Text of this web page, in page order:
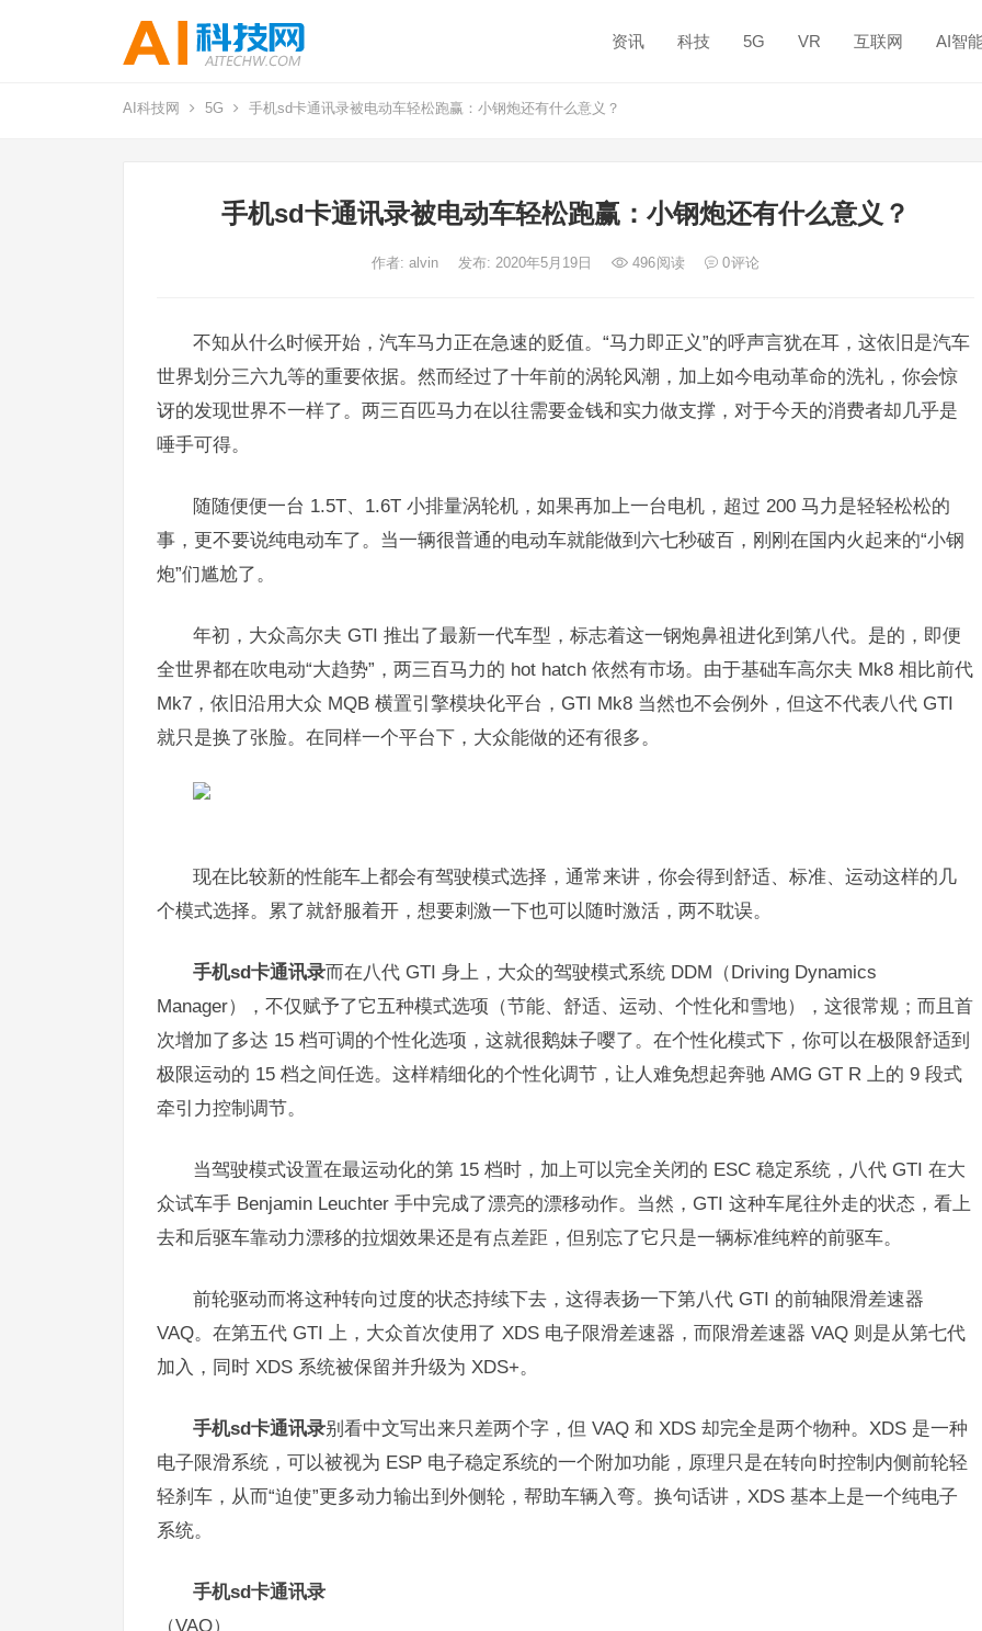
资讯 科技 5G VR 互联网 AI智
AI科技网 5G 手机sd卡通讯录被电动车轻松跑赢：小钢炮还有什么意义？
手机sd卡通讯录被电动车轻松跑赢：小钢炮还有什么意义？
作者: alvin 发布: 2020年5月19日 496阅读 0评论
不知从什么时候开始，汽车马力正在急速的贬值。“马力即正义”的呼声言犹在耳，这依旧是汽车
世界划分三六九等的重要依据。然而经过了十年前的涡轮风潮，加上如今电动革命的洗礼，你会惊
讶的发现世界不一样了。两三百匹马力在以往需要金钱和实力做支撑，对于今天的消费者却几乎是
唾手可得。
随随便便一台 1.5T、1.6T 小排量涡轮机，如果再加上一台电机，超过 200 马力是轻轻松松的
事，更不要说纯电动车了。当一辆很普通的电动车就能做到六七秒破百，刚刚在国内火起来的“小钢
炮”们尴尬了。
年初，大众高尔夫 GTI 推出了最新一代车型，标志着这一钢炮鼻祖进化到第八代。是的，即便
全世界都在吹电动“大趋势”，两三百马力的 hot hatch 依然有市场。由于基础车高尔夫 Mk8 相比前代
Mk7，依旧沿用大众 MQB 横置引擎模块化平台，GTI Mk8 当然也不会例外，但这不代表八代 GTI
就只是换了张脸。在同样一个平台下，大众能做的还有很多。
现在比较新的性能车上都会有驾驶模式选择，通常来讲，你会得到舒适、标准、运动这样的几
个模式选择。累了就舒服着开，想要刺激一下也可以随时激活，两不耽误。
手机sd卡通讯录而在八代 GTI 身上，大众的驾驶模式系统 DDM（Driving Dynamics
Manager），不仅赋予了它五种模式选项（节能、舒适、运动、个性化和雪地），这很常规；而且首
次增加了多达 15 档可调的个性化选项，这就很鹅妹子嘤了。在个性化模式下，你可以在极限舒适到
极限运动的 15 档之间任选。这样精细化的个性化调节，让人难免想起奔驰 AMG GT R 上的 9 段式
牵引力控制调节。
当驾驶模式设置在最运动化的第 15 档时，加上可以完全关闭的 ESC 稳定系统，八代 GTI 在大
众试车手 Benjamin Leuchter 手中完成了漂亮的漂移动作。当然，GTI 这种车尾往外走的状态，看上
去和后驱车靠动力漂移的拉烟效果还是有点差距，但别忘了它只是一辆标准纯粹的前驱车。
前轮驱动而将这种转向过度的状态持续下去，这得表扬一下第八代 GTI 的前轴限滑差速器
VAQ。在第五代 GTI 上，大众首次使用了 XDS 电子限滑差速器，而限滑差速器 VAQ 则是从第七代
加入，同时 XDS 系统被保留并升级为 XDS+。
手机sd卡通讯录别看中文写出来只差两个字，但 VAQ 和 XDS 却完全是两个物种。XDS 是一种
电子限滑系统，可以被视为 ESP 电子稳定系统的一个附加功能，原理只是在转向时控制内侧前轮轻
轻刹车，从而“迫使”更多动力输出到外侧轮，帮助车辆入弯。换句话讲，XDS 基本上是一个纯电子
系统。
手机sd卡通讯录
（VAQ）